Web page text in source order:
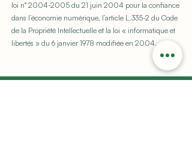
loi n° 2004-2005 du 21 juin 2004 pour la confiance
dans l’économie numérique, l’article L.335-2 du Code
de la Propriété Intellectuelle et la loi « informatique et
libertés » du 6 janvier 1978 modifiée en 2004.